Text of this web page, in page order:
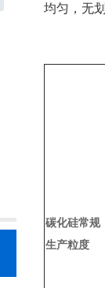
均匀，无
碳化硅常规
生产粒度